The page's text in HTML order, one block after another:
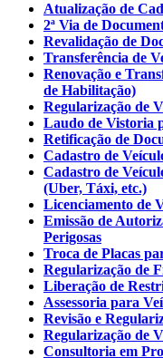
Atualização de
2ª Via de
Revalidação de
Transferência de
Renovação e
de Habilitação)
Regularização de
Laudo de Vistoria
Retificação de
Cadastro de
Cadastro de
(Uber, Táxi, etc.)
Licenciamento de
Emissão de
Perigosas
Troca de Placas
Regularização de
Liberação de
Assessoria para
Revisão e
Regularização de
Consultoria em